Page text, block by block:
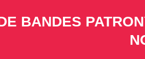
BANDES